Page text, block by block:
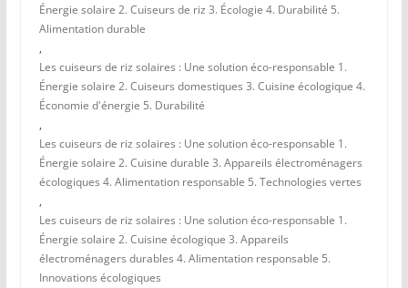
Énergie solaire 2. Cuiseurs de riz 3. Écologie 4. Durabilité 5.
Alimentation durable
,
Les cuiseurs de riz solaires : Une solution éco-responsable 1.
Énergie solaire 2. Cuiseurs domestiques 3. Cuisine écologique 4.
Économie d'énergie 5. Durabilité
,
Les cuiseurs de riz solaires : Une solution éco-responsable 1.
Énergie solaire 2. Cuisine durable 3. Appareils électroménagers
écologiques 4. Alimentation responsable 5. Technologies vertes
,
Les cuiseurs de riz solaires : Une solution éco-responsable 1.
Énergie solaire 2. Cuisine écologique 3. Appareils
électroménagers durables 4. Alimentation responsable 5.
Innovations écologiques